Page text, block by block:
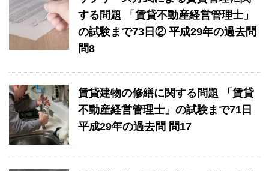
する問題 「賃貸不動産経営管理士」
の試験まで73日② 平成29年の過去問
問8
賃貸建物の修繕に関する問題 「賃貸
不動産経営管理士」の試験まで71日
平成29年の過去問 問17